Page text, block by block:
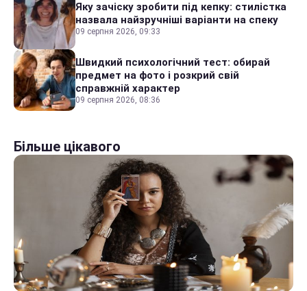
Яку зачіску зробити під кепку: стилістка
назвала найзручніші варіанти на спеку
09 серпня 2026, 09:33
Швидкий психологічний тест: обирай
предмет на фото і розкрий свій
справжній характер
09 серпня 2026, 08:36
Більше цікавого